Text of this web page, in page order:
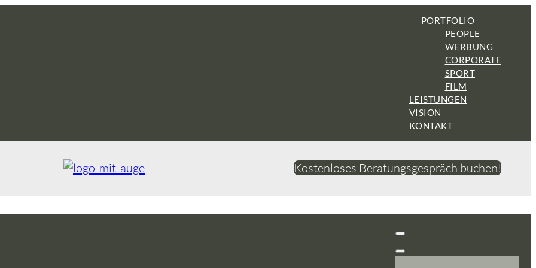
PORTFOLIO
PEOPLE
WERBUNG
CORPORATE
SPORT
FILM
LEISTUNGEN
VISION
KONTAKT
Kostenloses Beratungsgespräch buchen!